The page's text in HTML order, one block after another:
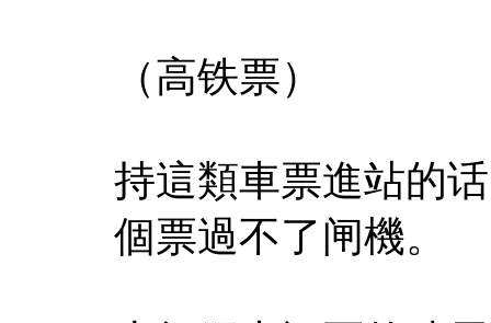
（高铁票）
持這類車票進站的
個票過不了闸機。